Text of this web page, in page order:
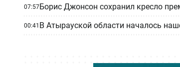
07:57Борис Джонсон сохранил кресло
00:41 В Атырауской области началось